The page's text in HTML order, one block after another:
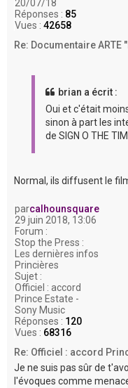
20/07/18
Réponses : 85
Vues : 42658
Re: Documentaire
brian a écrit :
Oui et c'était
sinon à part les
de SIGN O THE
Normal, ils diffusent le
parcalhounsquare
29 juin 2018, 13:06
Forum :
Stop the Press :
Les dernières infos
Princières
Sujet :
Officiel : accord
Prince Estate -
Sony Music
Réponses : 120
Vues : 68316
Re: Officiel : accord
Je ne suis pas sûr de
l'évoques comme